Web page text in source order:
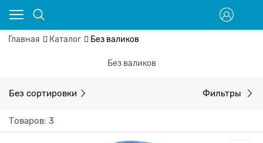
Главная Каталог Без валиков
Без валиков
Без сортировки Фильтры
Товаров: 3